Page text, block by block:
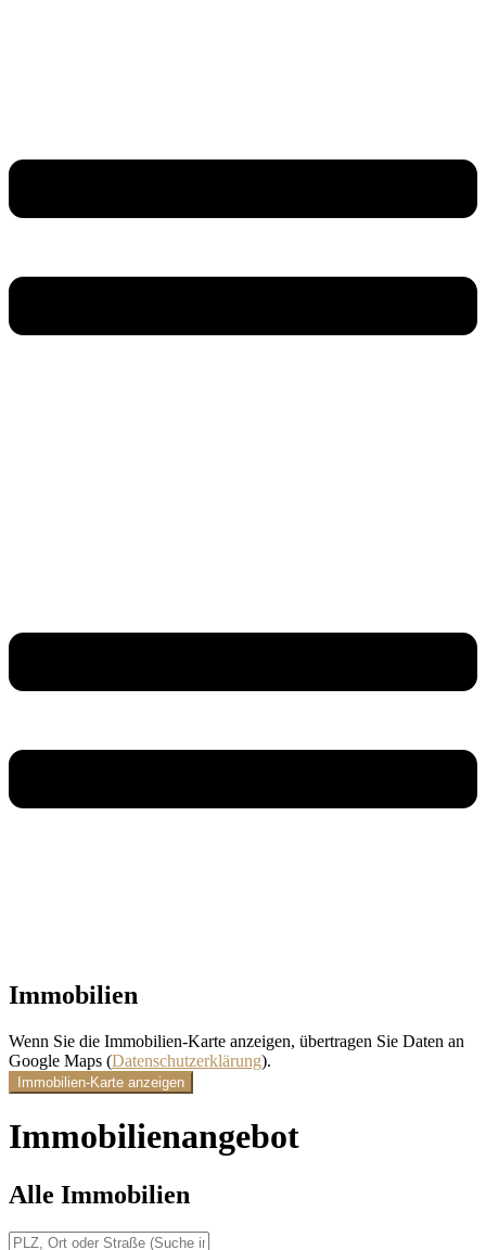
Immobilien
Wenn Sie die Immobilien-Karte anzeigen, übertragen Sie Daten an
Google Maps (Datenschutzerklärung).
Immobilien-Karte anzeigen
Immobilien­angebot
Alle Immobilien